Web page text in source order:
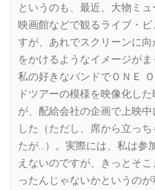
というのも、最近、大物ミ
映画館などで観るライブ・
すが、あれでスクリーンに
をかけるようなイメージがま
私の好きなバンドでＯＮＥ
ドツアーの模様を映像化し
が、配給会社の企画で上映
した（ただし、席から立っ
たが…）。実際には、私は参
えないのですが、きっとそ
ったんじゃないかというのが